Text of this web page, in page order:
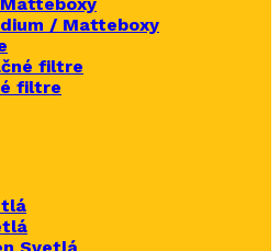
/ Matteboxy
filtre
filtre